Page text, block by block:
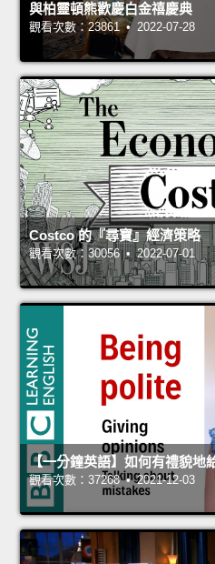
與柏靈頓熊歡慶白金禧慶典
觀看次數：23861 • 2022-07-28
Costco 的『尋寶』經濟策略
觀看次數：30056 • 2022-07-01
【一分鐘英語】如何有禮貌地
觀看次數：37268 • 2021-12-03